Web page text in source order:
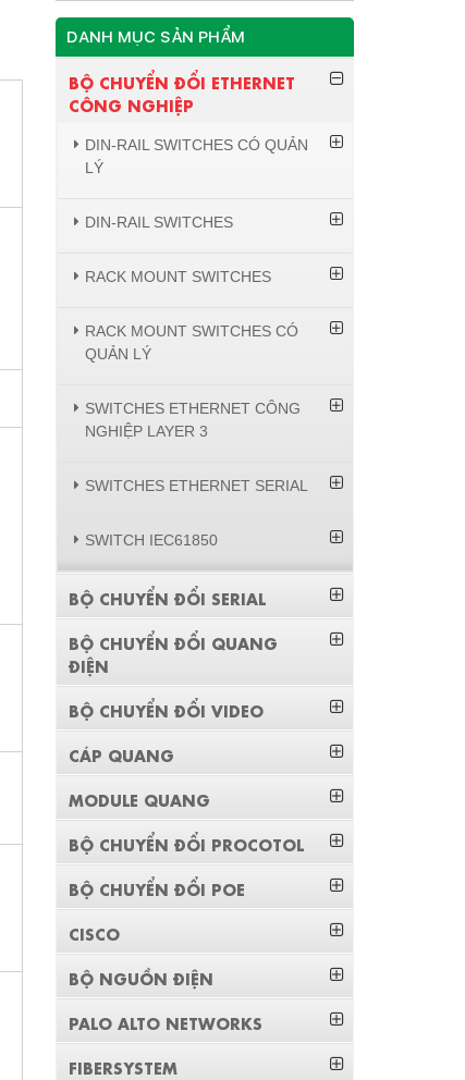
DANH MỤC SẢN PHẨM
BỘ CHUYỂN ĐỔI ETHERNET
CÔNG NGHIỆP
DIN-RAIL SWITCHES CÓ QUẢN
LÝ
DIN-RAIL SWITCHES
RACK MOUNT SWITCHES
RACK MOUNT SWITCHES CÓ
QUẢN LÝ
SWITCHES ETHERNET CÔNG
NGHIỆP LAYER 3
SWITCHES ETHERNET SERIAL
SWITCH IEC61850
BỘ CHUYỂN ĐỔI SERIAL
BỘ CHUYỂN ĐỔI QUANG
ĐIỆN
BỘ CHUYỂN ĐỔI VIDEO
CÁP QUANG
MODULE QUANG
BỘ CHUYỂN ĐỔI PROCOTOL
BỘ CHUYỂN ĐỔI POE
CISCO
BỘ NGUỒN ĐIỆN
PALO ALTO NETWORKS
FIBERSYSTEM